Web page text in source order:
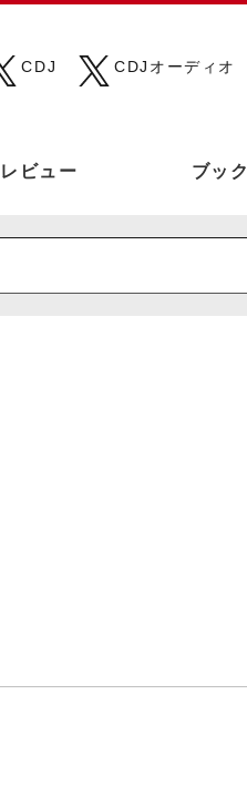
CDJ CDJオーディオ
レビュー ブック